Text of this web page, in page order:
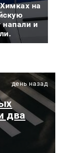
на
и
день назад
два